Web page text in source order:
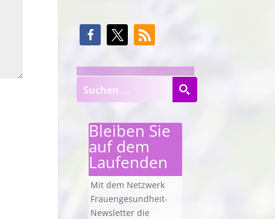
Bleiben Sie
auf dem
Laufenden
Mit dem Netzwerk
Frauengesundheit-
Newsletter die